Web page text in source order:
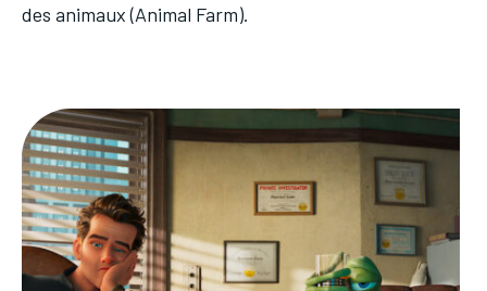
des animaux (Animal Farm).